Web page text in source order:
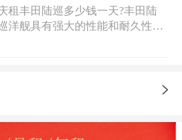
询川藏线自助游重庆租车包车价
选项，帮助您快速了解重庆租车
同的租车公司，重庆318租车价
能会有所不同。MPV商务车或
格在500-3000元/天之间浮动，具体
。
租丰田陆巡多少钱一天?丰田陆
洋舰具有强大的性能和耐久性，
系重庆当地汽车租赁公司，获取重